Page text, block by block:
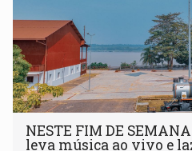
NESTE FIM DE
leva música ao vivo e